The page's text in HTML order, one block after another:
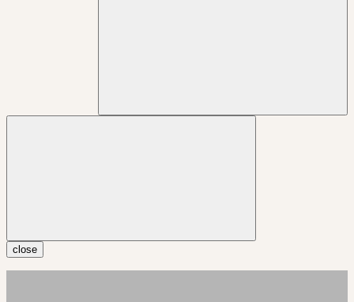
close